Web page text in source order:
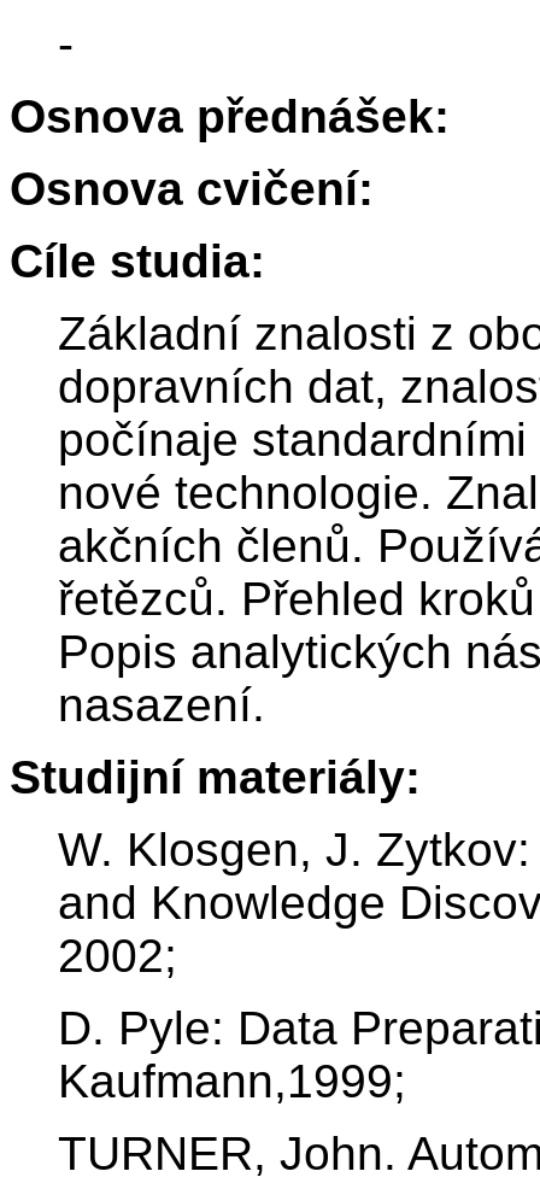
-
Osnova přednášek:
Osnova cvičení:
Cíle studia:
Základní znalosti z
dopravních dat,
počínaje
nové technologie.
akčních členů.
řetězců. Přehled
Popis analytických
nasazení.
Studijní materiály:
W. Klosgen, J.
and Knowledge
2002;
D. Pyle: Data
Kaufmann,1999;
TURNER, John.